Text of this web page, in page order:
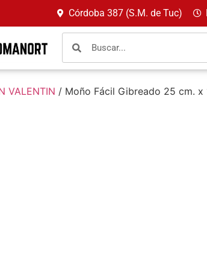
Córdoba 387 (S.M. de Tuc)
VALENTIN / Moño Fácil Gibreado 25 cm. x